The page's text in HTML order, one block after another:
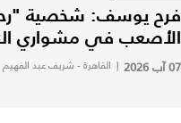
فرح يوسف: شخصية
الأصعب في مشواري
07 آب 2026 | القاهرة - شريف عبد الفهيم